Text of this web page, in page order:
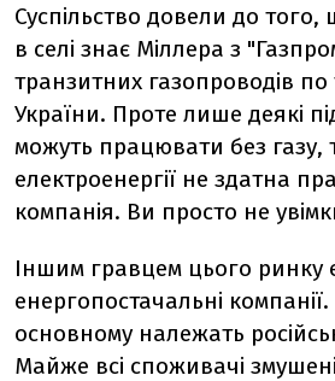
Суспільство довели до
в селі знає Міллера з
транзитних газопроводів по
України. Проте лише деякі
можуть працювати без газу,
електроенергії не здатна
компанія. Ви просто не
Іншим гравцем цього ринку
енергопостачальні
основному належать
Майже всі споживачі